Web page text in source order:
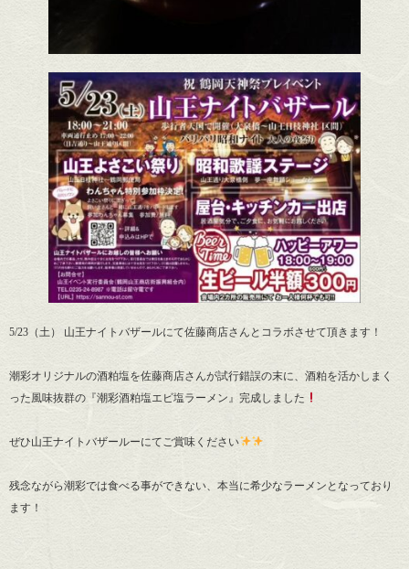
5/23（土） 山王ナイトバザールにて佐藤商店さんとコラボさせて頂きます！
潮彩オリジナルの酒粕塩を佐藤商店さんが試行錯誤の末に、酒粕を活かしまく
った風味抜群の『潮彩酒粕塩エビ塩ラーメン』完成しました
ぜひ山王ナイトバザールーにてご賞味ください
残念ながら潮彩では食べる事ができない、本当に希少なラーメンとなっており
ます！